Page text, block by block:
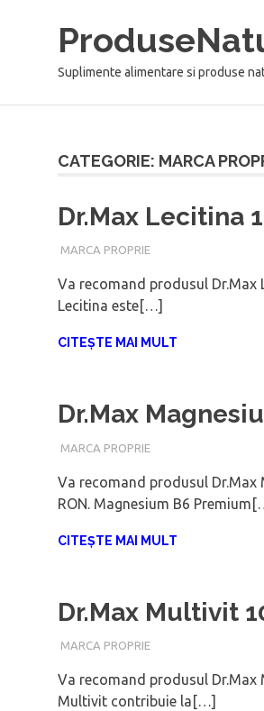
Suplimente alimentare si produse
CATEGORIE: MARCA
Dr.Max Lecitina
IUNIE 30, 2021
ADMIN
MARCA PROPRIE
Va recomand produsul Dr.Max
Lecitina este[…]
CITEȘTE MAI MULT
Dr.Max
IUNIE 30, 2021
ADMIN
MARCA PROPRIE
Va recomand produsul Dr.Max
RON. Magnesium B6
CITEȘTE MAI MULT
Dr.Max Multivit
IUNIE 30, 2021
ADMIN
MARCA PROPRIE
Va recomand produsul Dr.Max
Multivit contribuie la[…]